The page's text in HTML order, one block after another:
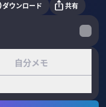
ダウンロード 共有
自分メモ